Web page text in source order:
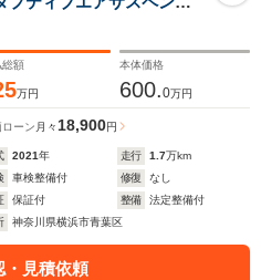
ACC 20インチ タイカ
イ アンビエントライ
総額
万円
本体価格
600.0万円
ーン 月々 18,900円
2021年 走行 1.7万km
車検整備付 修復
なし
保証付 整備
法定整備付
神奈川県横浜市青葉区
・見積依頼